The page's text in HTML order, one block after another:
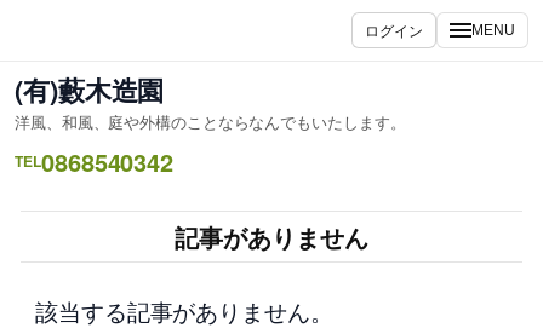
を
ス
キ
ッ
ログイン MENU
(有)藪木造園
洋風、和風、庭や外構のことならなんでもいたします。
TEL0868540342
記事がありません
該当する記事がありません。